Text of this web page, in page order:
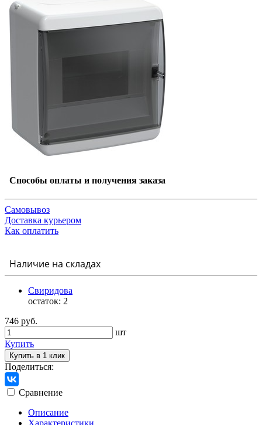
Способы оплаты и получения заказа
Самовывоз
Доставка курьером
Как оплатить
Наличие на складах
Свиридова
остаток: 2
746 руб.
шт
Купить
Купить в 1 клик
Поделиться:
Сравнение
Описание
Характеристики